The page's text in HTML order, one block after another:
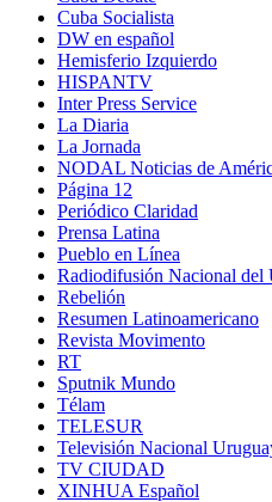
Cuba Socialista
DW en español
Hemisferio Izquierdo
HISPANTV
Inter Press Service
La Diaria
La Jornada
NODAL Noticias de
Página 12
Periódico Claridad
Prensa Latina
Pueblo en Línea
Radiodifusión Nacional del
Rebelión
Resumen Latinoamericano
Revista Movimento
RT
Sputnik Mundo
Télam
TELESUR
Televisión Nacional
TV CIUDAD
XINHUA Español